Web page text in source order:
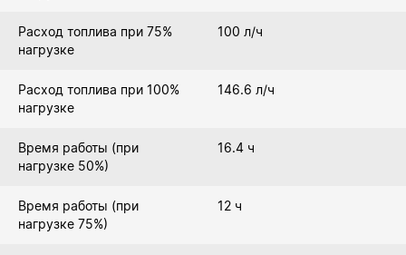
Расход топлива при 75%
нагрузке
100 л/ч
Расход топлива при 100%
нагрузке
146.6 л/ч
Время работы (при
нагрузке 50%)
16.4 ч
Время работы (при
нагрузке 75%)
12 ч